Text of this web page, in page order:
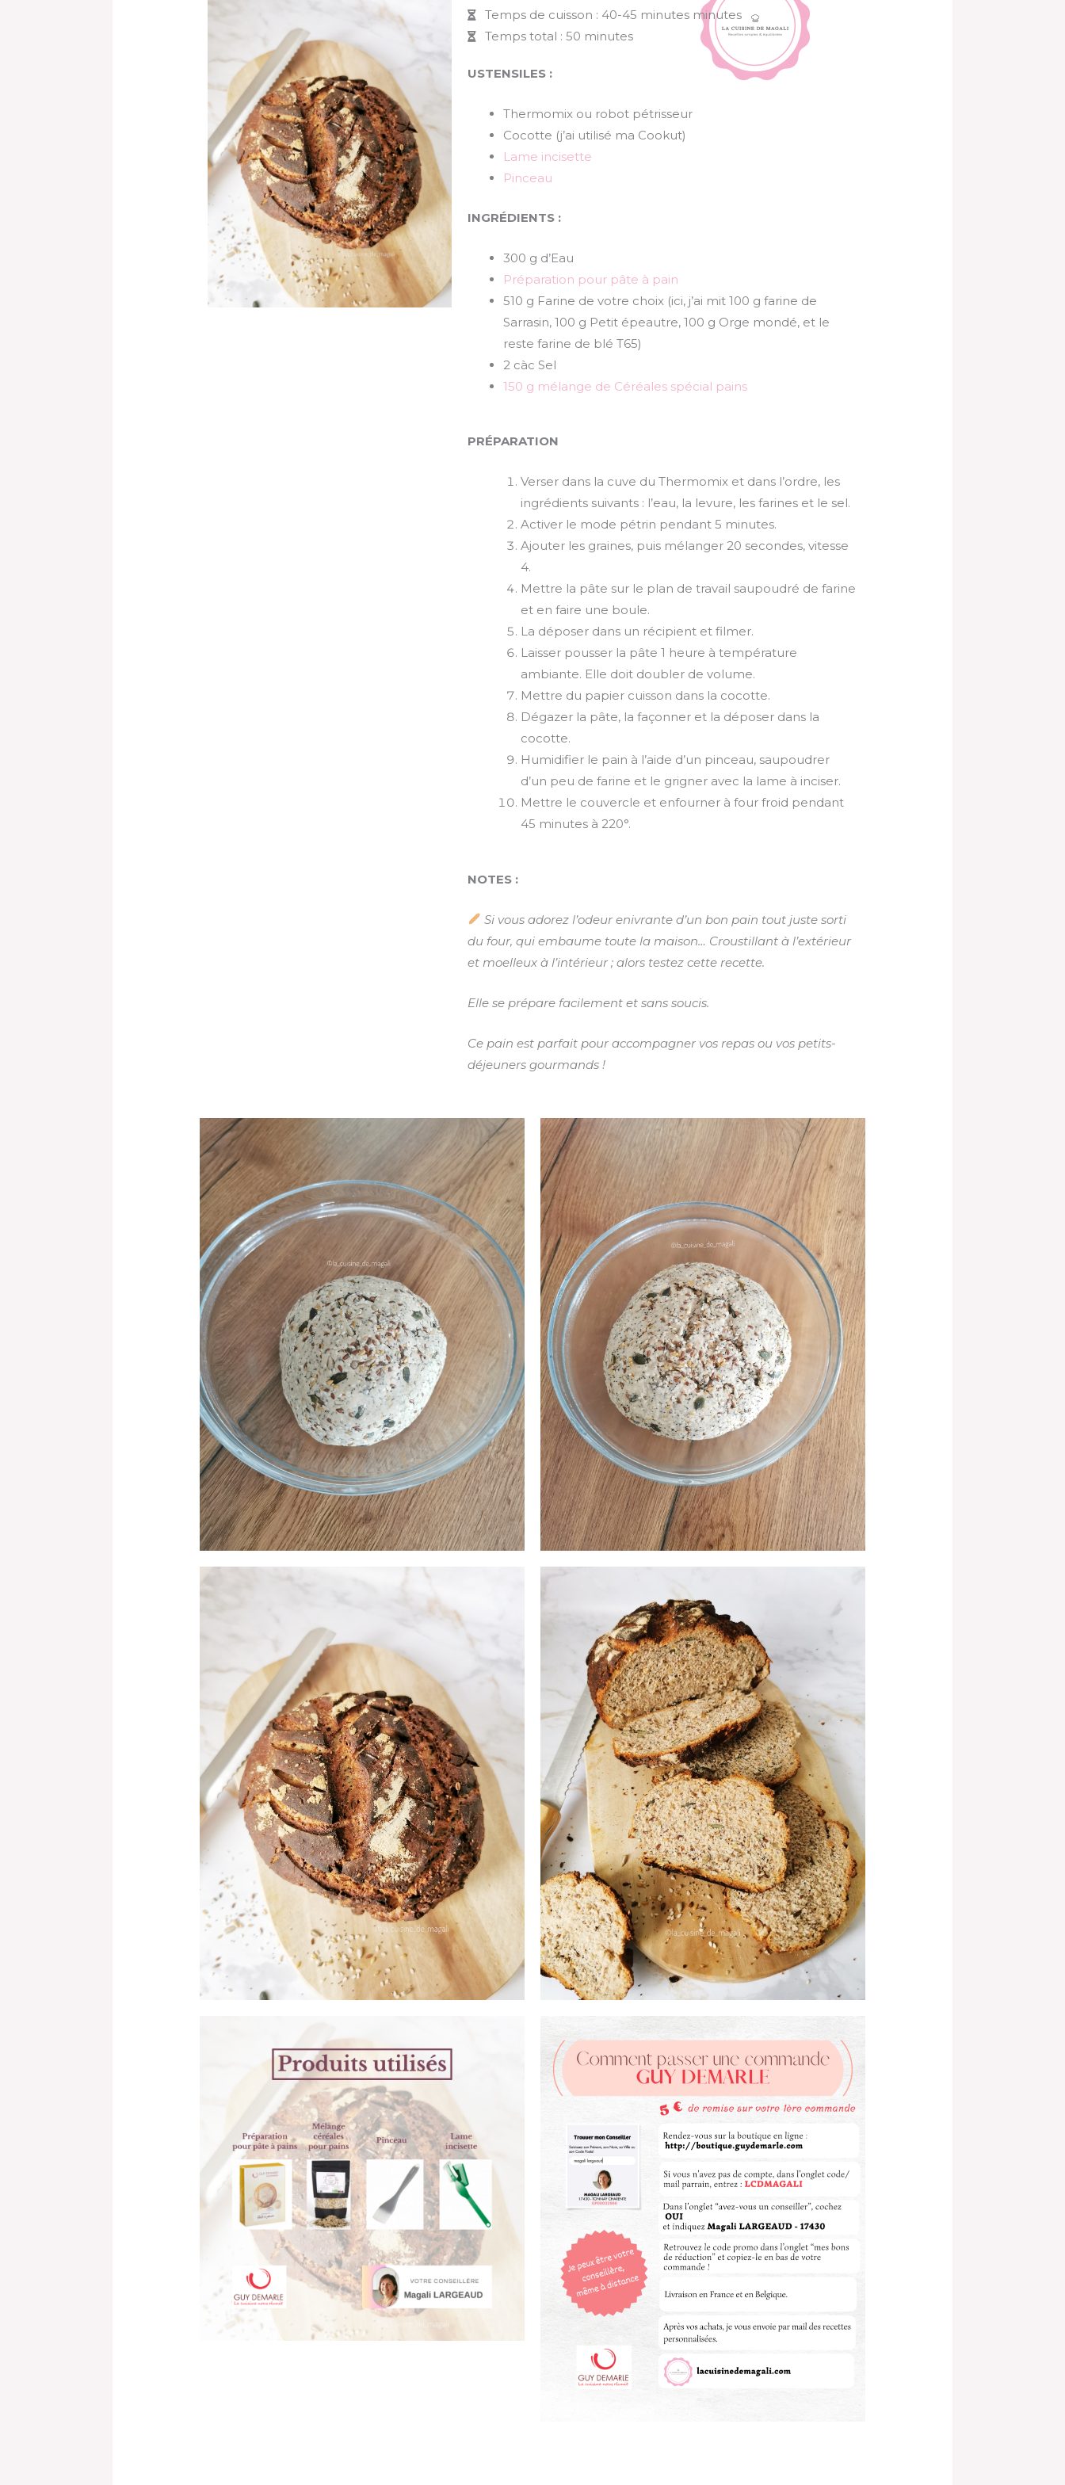
Temps de cuisson : 40-45 minutes minutes
Temps total : 50 minutes
USTENSILES :
Thermomix ou robot pétrisseur
Cocotte (j’ai utilisé ma Cookut)
Lame incisette
Pinceau
INGRÉDIENTS :
300 g d’Eau
Préparation pour pâte à pain
510 g Farine de votre choix (ici, j’ai mit 100 g farine de
Sarrasin, 100 g Petit épeautre, 100 g Orge mondé, et le
reste farine de blé T65)
2 càc Sel
150 g mélange de Céréales spécial pains
PRÉPARATION
Verser dans la cuve du Thermomix et dans l’ordre, les
ingrédients suivants : l’eau, la levure, les farines et le sel.
Activer le mode pétrin pendant 5 minutes.
Ajouter les graines, puis mélanger 20 secondes, vitesse
4.
Mettre la pâte sur le plan de travail saupoudré de farine
et en faire une boule.
La déposer dans un récipient et filmer.
Laisser pousser la pâte 1 heure à température
ambiante. Elle doit doubler de volume.
Mettre du papier cuisson dans la cocotte.
Dégazer la pâte, la façonner et la déposer dans la
cocotte.
Humidifier le pain à l’aide d’un pinceau, saupoudrer
d’un peu de farine et le grigner avec la lame à inciser.
Mettre le couvercle et enfourner à four froid pendant
45 minutes à 220°.
NOTES :
Si vous adorez l’odeur enivrante d’un bon pain tout juste sorti
du four, qui embaume toute la maison… Croustillant à l’extérieur
et moelleux à l’intérieur ; alors testez cette recette.
Elle se prépare facilement et sans soucis.
Ce pain est parfait pour accompagner vos repas ou vos petits-
déjeuners gourmands !